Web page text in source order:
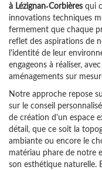
à Lézignan-Corbières qui
innovations techniques
fermement que chaque
reflet des aspirations de
l'identité de leur
engageons à réaliser,
aménagements sur
Notre approche repose
sur le conseil
de création d'un espace
détail, que ce soit la
ambiante ou encore le
matériau phare de notre
son esthétique naturelle.